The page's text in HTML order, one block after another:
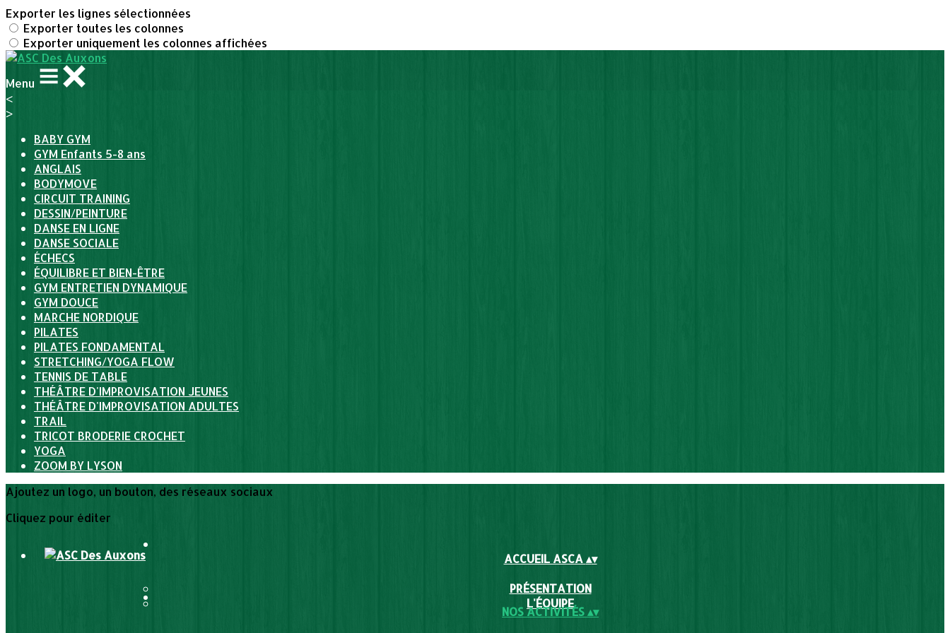
Exporter les lignes sélectionnées
Exporter toutes les colonnes
Exporter uniquement les colonnes affichées
Menu
<
>
BABY GYM
GYM Enfants 5-8 ans
ANGLAIS
BODYMOVE
CIRCUIT TRAINING
DESSIN/PEINTURE
DANSE EN LIGNE
DANSE SOCIALE
ÉCHECS
ÉQUILIBRE ET BIEN-ÊTRE
GYM ENTRETIEN DYNAMIQUE
GYM DOUCE
MARCHE NORDIQUE
PILATES
PILATES FONDAMENTAL
STRETCHING/YOGA FLOW
TENNIS DE TABLE
THÉÂTRE D'IMPROVISATION JEUNES
THÉÂTRE D'IMPROVISATION ADULTES
TRAIL
TRICOT BRODERIE CROCHET
YOGA
ZOOM BY LYSON
Ajoutez un logo, un bouton, des réseaux sociaux
Cliquez pour éditer
ACCUEIL ASCA▴▾
PRÉSENTATION
L'ÉQUIPE
NOS ACTIVITÉS▴▾